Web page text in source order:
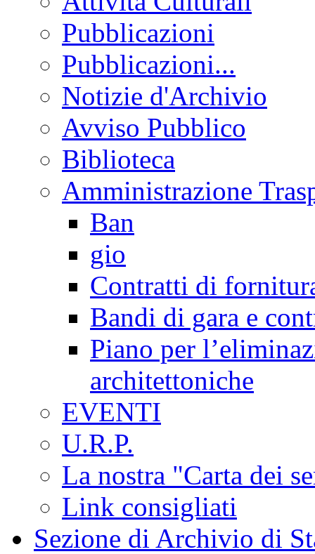
Pubblicazioni
Pubblicazioni...
Notizie d'Archivio
Avviso Pubblico
Biblioteca
Amministrazione
Ban
gio
Contratti di
Bandi di gara e
Piano per
architettoniche
EVENTI
U.R.P.
La nostra "Carta dei
Link consigliati
Sezione di Archivio di